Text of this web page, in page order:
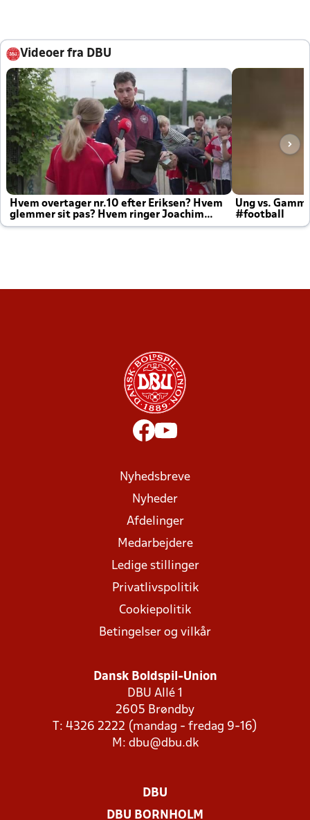
Videoer fra DBU
Hvem overtager nr.10 efter Eriksen? Hvem
glemmer sit pas? Hvem ringer Joachim
altid til efter kampe?
Ung vs.
#football
Nyhedsbreve
Nyheder
Afdelinger
Medarbejdere
Ledige stillinger
Privatlivspolitik
Cookiepolitik
Betingelser og vilkår
Dansk Boldspil-Union
DBU Allé 1
2605 Brøndby
T: 4326 2222 (mandag - fredag 9-16)
M: dbu@dbu.dk
DBU
DBU BORNHOLM